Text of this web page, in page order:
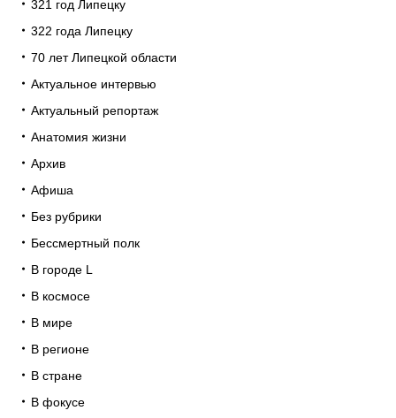
321 год Липецку
322 года Липецку
70 лет Липецкой области
Актуальное интервью
Актуальный репортаж
Анатомия жизни
Архив
Афиша
Без рубрики
Бессмертный полк
В городе L
В космосе
В мире
В регионе
В стране
В фокусе